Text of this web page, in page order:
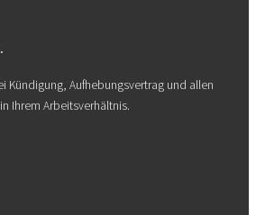
Kündigung, Aufhebungsvertrag und allen
Ihrem Arbeitsverhältnis.